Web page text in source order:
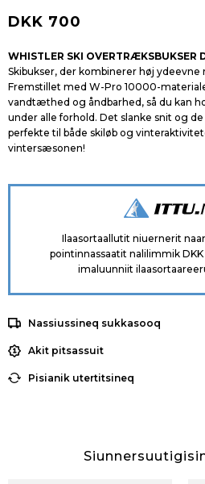
DKK 700
WHISTLER SKI OVERTRÆKSBUKSER
Skibukser, der kombinerer høj
Fremstillet med W-Pro 10000-
vandtæthed og åndbarhed, så du kan
under alle forhold. Det slanke snit og
perfekte til både skiløb og
vintersæsonen!
Ilaasortaallutit niuernerit
pointinnassaatit nalilimmik DKK
imaluunniit
Nassiussineq sukkasooq
Akit pitsassuit
Pisianik utertitsineq